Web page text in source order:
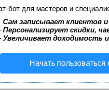
бот для мастеров и
Сам записывает клиентов
Персонализирует скидки,
Увеличивает доходимость
Начать пользоваться